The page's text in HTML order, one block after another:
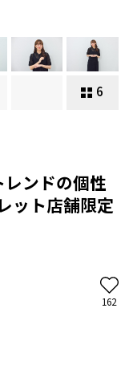
6
ンドの個性
ット店舗限定
162